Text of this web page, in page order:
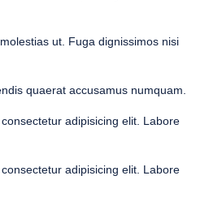
ut. Fuga dignissimos nisi
quaerat accusamus numquam.
adipisicing elit. Labore
adipisicing elit. Labore